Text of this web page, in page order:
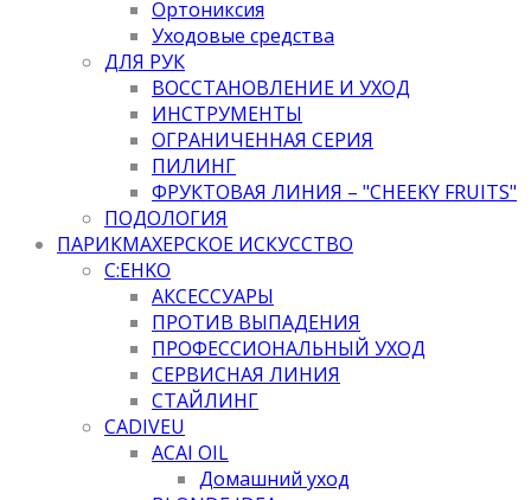
Ортониксия
Уходовые средства
ДЛЯ РУК
ВОССТАНОВЛЕНИЕ И УХОД
ИНСТРУМЕНТЫ
ОГРАНИЧЕННАЯ СЕРИЯ
ПИЛИНГ
ФРУКТОВАЯ ЛИНИЯ – "CHEEKY FRUITS"
ПОДОЛОГИЯ
ПАРИКМАХЕРСКОЕ ИСКУССТВО
C:EHKO
АКСЕССУАРЫ
ПРОТИВ ВЫПАДЕНИЯ
ПРОФЕССИОНАЛЬНЫЙ УХОД
СЕРВИСНАЯ ЛИНИЯ
СТАЙЛИНГ
CADIVEU
ACAI OIL
Домашний уход